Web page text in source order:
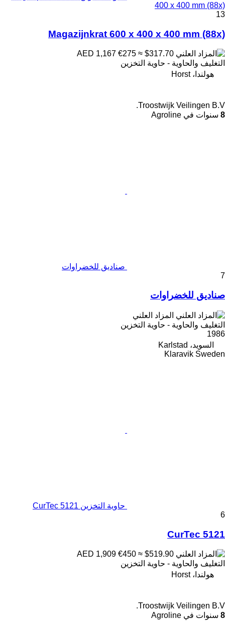
400 x 400 mm (88x)
13
Magazijnkrat 600 x 400 x 400 mm (88x)
€275 ≈ $317.70
التغليف والحاوية - حاوية التخزين
هولندا، Horst
Troostwijk Veilingen B.V.
8 سنوات في Agroline
صناديق للخضراوات
7
صناديق للخضراوات
المزاد العلني
التغليف والحاوية - حاوية التخزين
1986
السويد، Karlstad
Klaravik Sweden
حاوية التخزين CurTec 5121
6
CurTec 5121
€450 ≈ $519.90
التغليف والحاوية - حاوية التخزين
هولندا، Horst
Troostwijk Veilingen B.V.
8 سنوات في Agroline